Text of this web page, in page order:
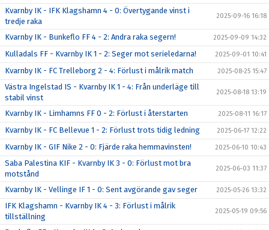
Kvarnby IK - IFK Klagshamn 4 - 0: Övertygande vinst i
tredje raka
2025-09-16 16:18
Kvarnby IK - Bunkeflo FF 4 - 2: Andra raka segern! 2025-09-09 14:32
Kulladals FF - Kvarnby IK 1 - 2: Seger mot serieledarna! 2025-09-01 10:41
Kvarnby IK - FC Trelleborg 2 - 4: Förlust i målrik match 2025-08-25 15:47
Västra Ingelstad IS - Kvarnby IK 1 - 4: Från underläge till
stabil vinst
2025-08-18 13:19
Kvarnby IK - Limhamns FF 0 - 2: Förlust i återstarten 2025-08-11 16:17
Kvarnby IK - FC Bellevue 1 - 2: Förlust trots tidig ledning 2025-06-17 12:22
Kvarnby IK - GIF Nike 2 - 0: Fjärde raka hemmavinsten! 2025-06-10 10:43
Saba Palestina KIF - Kvarnby IK 3 - 0: Förlust mot bra
motstånd
2025-06-03 11:37
Kvarnby IK - Vellinge IF 1 - 0: Sent avgörande gav seger 2025-05-26 13:32
IFK Klagshamn - Kvarnby IK 4 - 3: Förlust i målrik
tillställning
2025-05-19 09:56